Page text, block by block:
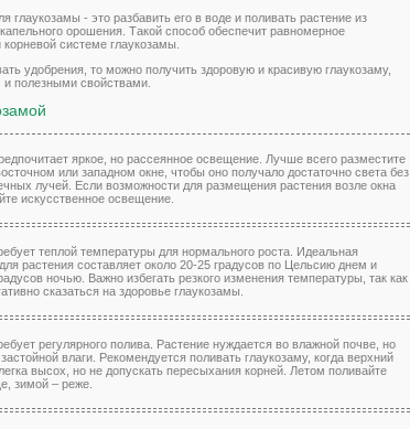
глаукозамы - это разбавить его в воде и поливать растение из
орошения. Такой способ обеспечит равномерное
системе глаукозамы.
удобрения, то можно получить здоровую и красивую глаукозаму,
полезными свойствами.
яркое, но рассеянное освещение. Лучше всего разместите
или западном окне, чтобы оно получало достаточно света без
лучей. Если возможности для размещения растения возле окна
искусственное освещение.
теплой температуры для нормального роста. Идеальная
растения составляет около 20-25 градусов по Цельсию днем и
ночью. Важно избегать резкого изменения температуры, так как
сказаться на здоровье глаукозамы.
регулярного полива. Растение нуждается во влажной почве, но
влаги. Рекомендуется поливать глаукозаму, когда верхний
высох, но не допускать пересыхания корней. Летом поливайте
зимой – реже.